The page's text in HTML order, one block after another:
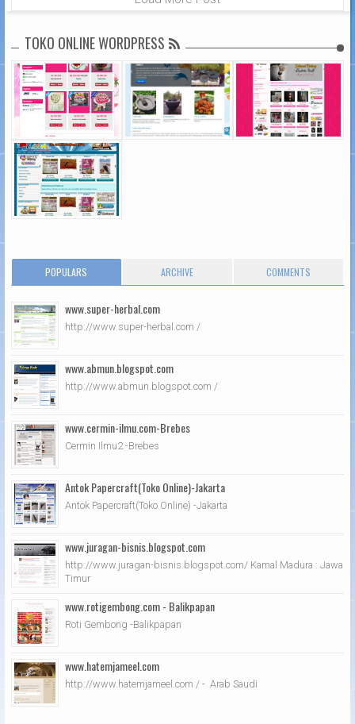
TOKO ONLINE WORDPRESS
POPULARS ARCHIVE COMMENTS
www.super-herbal.com
http://www.super-herbal.com /
www.abmun.blogspot.com
http://www.abmun.blogspot.com /
www.cermin-ilmu.com-Brebes
Cermin Ilmu2 -Brebes
Antok Papercraft(Toko Online)-Jakarta
Antok Papercraft(Toko Online) -Jakarta
www.juragan-bisnis.blogspot.com
http://www.juragan-bisnis.blogspot.com/ Kamal Madura : Jawa
Timur
www.rotigembong.com - Balikpapan
Roti Gembong -Balikpapan
www.hatemjameel.com
http://www.hatemjameel.com / - Arab Saudi